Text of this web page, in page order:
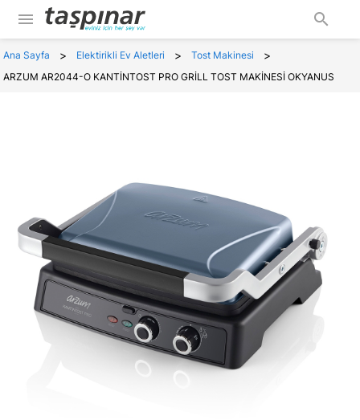
menu search
Ana Sayfa > Elektirikli Ev Aletleri > Tost Makinesi >
ARZUM AR2044-O KANTİNTOST PRO GRİLL TOST MAKİNESİ OKYANUS